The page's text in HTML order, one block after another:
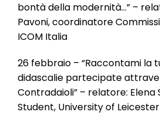
bontà della modernità…” –
Pavoni, coordinatore
ICOM Italia
26 febbraio – “Raccontami la
didascalie partecipate
Contradaioli” – relatore: Elena
Student, University of Leicester